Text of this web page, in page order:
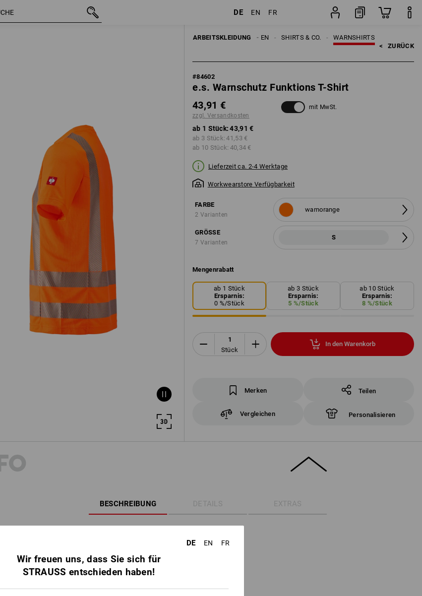
DE EN FR
ARBEITSKLEIDUNG WARNSHIRTS
SHIRTS & CO.
HERREN
< ZURÜCK
#84602
e.s. Warnschutz Funktions T-Shirt
43,91 €
zzgl. Versandkosten
mit MwSt.
ab 1 Stück: 43,91 €
ab 3 Stück: 41,53 €
ab 10 Stück: 40,34 €
Lieferzeit ca. 2-4 Werktage
Workwearstore Verfügbarkeit
FARBE
2 Varianten
warnorange
GRÖSSE
7 Varianten
S
Mengenrabatt
ab 1 Stück
Ersparnis:
0 %/Stück
ab 3 Stück
Ersparnis:
5 %/Stück
ab 10 Stück
Ersparnis:
8 %/Stück
Stück
In den Warenkorb
Merken Teilen
Vergleichen Personalisieren
S
BESCHREIBUNG DETAILS EXTRAS
hochwertige Reflektoren aus 3M Scotchlite™
super leicht und elastisch
atmungsaktiv und schnelltrocknend
Material:
DE EN FR
Wir freuen uns, dass Sie sich für
STRAUSS entschieden haben!